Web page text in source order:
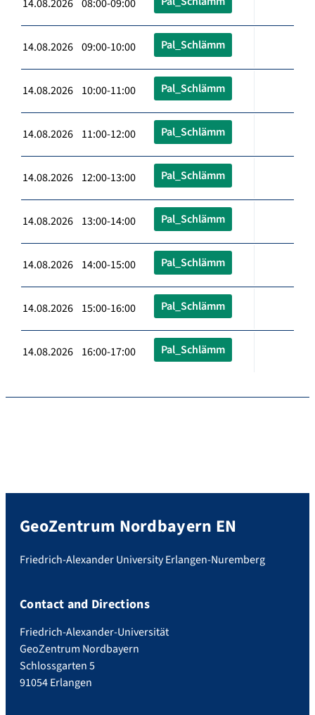
14.08.2026 08:00-09:00
14.08.2026 09:00-10:00 Pal_Schlämm
14.08.2026 10:00-11:00 Pal_Schlämm
14.08.2026 11:00-12:00 Pal_Schlämm
14.08.2026 12:00-13:00 Pal_Schlämm
14.08.2026 13:00-14:00 Pal_Schlämm
14.08.2026 14:00-15:00 Pal_Schlämm
14.08.2026 15:00-16:00 Pal_Schlämm
14.08.2026 16:00-17:00 Pal_Schlämm
GeoZentrum Nordbayern EN
Friedrich-Alexander University Erlangen-Nuremberg
Contact and Directions
Friedrich-Alexander-Universität
GeoZentrum Nordbayern
Schlossgarten 5
91054 Erlangen